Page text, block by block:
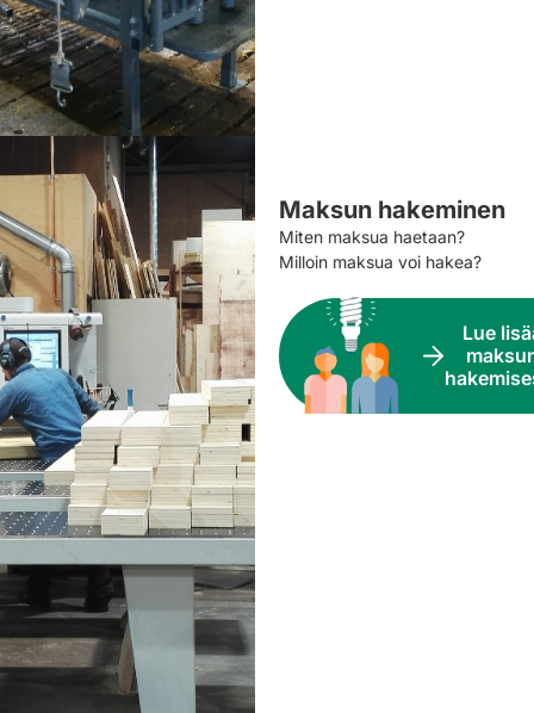
Maksun hakeminen
Miten maksua haetaan?
Milloin maksua voi hakea?
Lue